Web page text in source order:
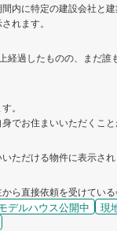
内に特定の建設会社と
れます。
経過したものの、まだ誰
。
でお住まいいただくこと
ただける物件に表示され
ら直接依頼を受けている
デルハウス公開中
現